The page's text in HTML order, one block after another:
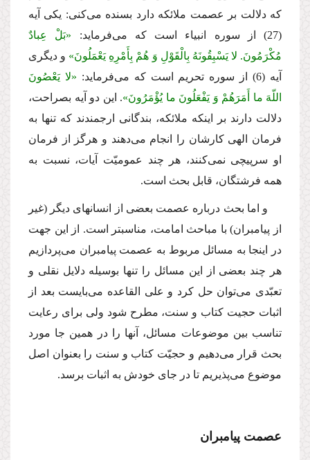
كه دلالت بر عصمت ملائكه دارد بسنده مى‌كنى: یكى آیه
(27) از سوره انبیاء است كه مى‌فرماید:
«بَلْ عِبادٌ
مُكْرَمُونَ. لا یَسْبِقُونَهُ بِالْقَوْلِ وَ هُمْ بِأَمْرِهِ یَعْمَلُونَ» و دیگرى
آیه (6) از سوره تحریم است كه مى‌فرماید:
«لا یَعْصُونَ
اللّهَ ما أَمَرَهُمْ وَ یَفْعَلُونَ ما یُؤْمَرُونَ». این دو آیه بصراحت،
دلالت دارند بر اینكه ملائكه، بندگانى ارجمندند كه تنها به
فرمان الهى كارشان را انجام مى‌دهند و هرگز از فرمان
او سرپیچى نمى‌كنند، هر چند عمومیّت آیات، نسبت به
همه فرشتگان، قابل بحث است.
و اما بحث درباره عصمت بعضى از انسانهاى دیگر (غیر
از پیامبران) با مباحث امامت، مناسبتر است. از این جهت
در اینجا به مسائل مربوط به عصمت پیامبران مى‌پردازیم
هر چند بعضى از این مسائل را تنها بوسیله دلایل نقلى و
تعبّدى مى‌توان حل كرد و على القاعده مى‌بایست بعد از
اثبات حجیت كتاب و سنت، مطرح شود ولى براى رعایت
تناسب بین موضوعات مسائل، آنها را در همین جا مورد
بحث قرار مى‌دهیم و حجیّت كتاب و سنت را بعنوان اصل
موضوع مى‌پذیریم تا در جاى خودش به اثبات برسد.
عصمت پیامبران